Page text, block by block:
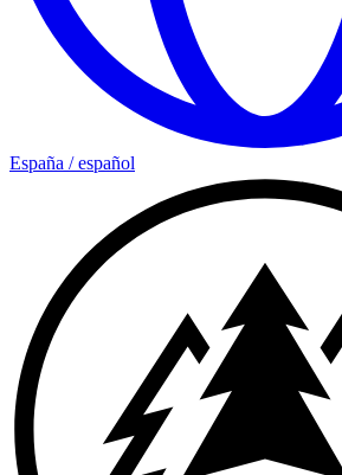
España /español